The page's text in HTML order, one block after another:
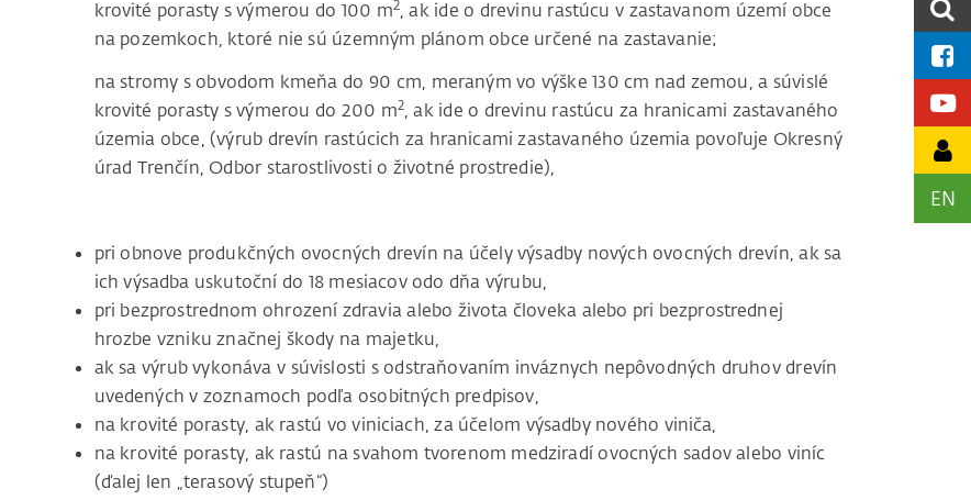
EN
krovité porasty s výmerou do 100 m2, ak ide o drevinu rastúcu v zastavanom území obce
na pozemkoch, ktoré nie sú územným plánom obce určené na zastavanie;
na stromy s obvodom kmeňa do 90 cm, meraným vo výške 130 cm nad zemou, a súvislé
krovité porasty s výmerou do 200 m2, ak ide o drevinu rastúcu za hranicami zastavaného
územia obce, (výrub drevín rastúcich za hranicami zastavaného územia povoľuje Okresný
úrad Trenčín, Odbor starostlivosti o životné prostredie),
pri obnove produkčných ovocných drevín na účely výsadby nových ovocných drevín, ak sa
ich výsadba uskutoční do 18 mesiacov odo dňa výrubu,
pri bezprostrednom ohrození zdravia alebo života človeka alebo pri bezprostrednej
hrozbe vzniku značnej škody na majetku,
ak sa výrub vykonáva v súvislosti s odstraňovaním inváznych nepôvodných druhov drevín
uvedených v zoznamoch podľa osobitných predpisov,
na krovité porasty, ak rastú vo viniciach, za účelom výsadby nového viniča,
na krovité porasty, ak rastú na svahom tvorenom medziradí ovocných sadov alebo viníc
(ďalej len „terasový stupeň“)